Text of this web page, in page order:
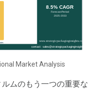
Market Analysis
ムのもう一つの重要な